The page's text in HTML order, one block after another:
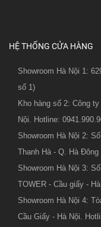
HỆ THỐNG CỬA HÀNG
Showroom Hà Nội 1:
số 1)
Kho hàng số 2: Công
Nội. Hotline:
Showroom Hà Nội 2:
Thanh Hà - Q. Hà
Showroom Hà Nội 3:
TOWER - Cầu giấy -
Showroom Hà Nội 4:
Cầu Giấy - Hà Nội.